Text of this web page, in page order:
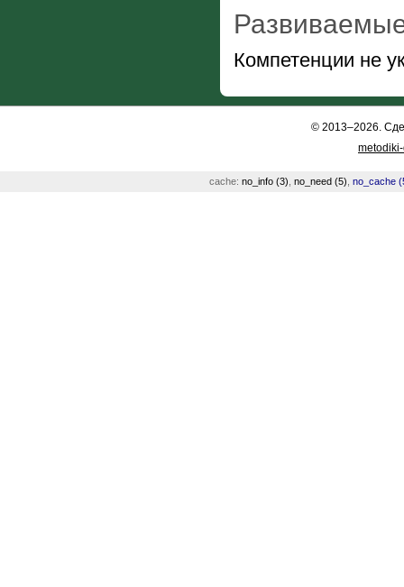
Компетенции не
© 2013–2026.
cache: no_info (3) no_need (5) no_cache